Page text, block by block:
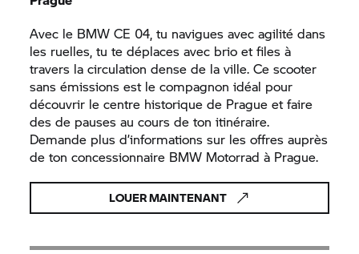
Avec le BMW CE 04, tu navigues avec agilité dans
les ruelles, tu te déplaces avec brio et files à
travers la circulation dense de la ville. Ce scooter
sans émissions est le compagnon idéal pour
découvrir le centre historique de Prague et faire
des de pauses au cours de ton itinéraire.
Demande plus d’informations sur les offres auprès
de ton concessionnaire BMW Motorrad à Prague.
LOUER MAINTENANT